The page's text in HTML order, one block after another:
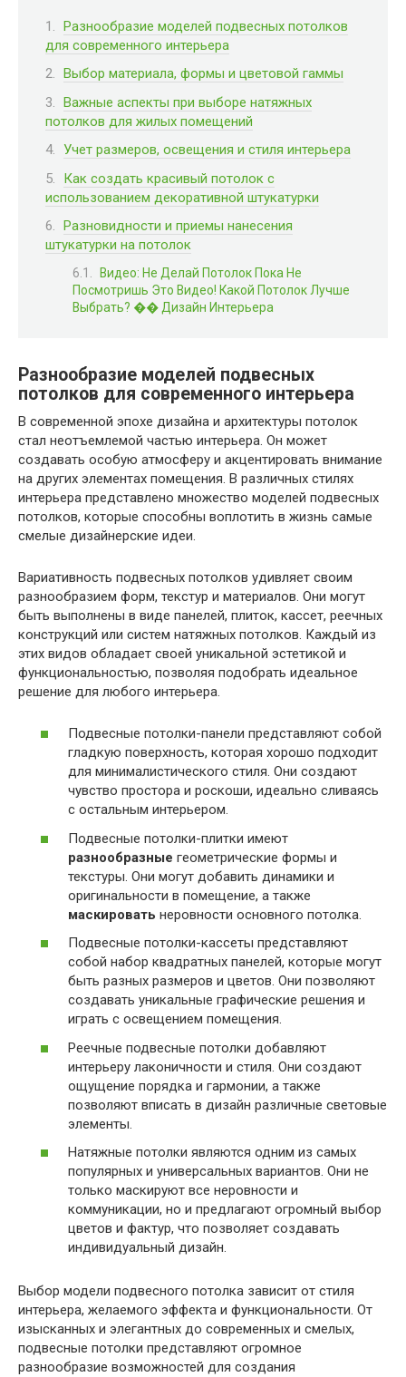
Разнообразие моделей подвесных потолков
для современного интерьера
Выбор материала, формы и цветовой гаммы
Важные аспекты при выборе натяжных
потолков для жилых помещений
Учет размеров, освещения и стиля интерьера
Как создать красивый потолок с
использованием декоративной штукатурки
Разновидности и приемы нанесения
штукатурки на потолок
Видео: Не Делай Потолок Пока Не
Посмотришь Это Видео! Какой Потолок Лучше
Выбрать? �� Дизайн Интерьера
Разнообразие моделей подвесных
потолков для современного интерьера
В современной эпохе дизайна и архитектуры потолок
стал неотъемлемой частью интерьера. Он может
создавать особую атмосферу и акцентировать внимание
на других элементах помещения. В различных стилях
интерьера представлено множество моделей подвесных
потолков, которые способны воплотить в жизнь самые
смелые дизайнерские идеи.
Вариативность подвесных потолков удивляет своим
разнообразием форм, текстур и материалов. Они могут
быть выполнены в виде панелей, плиток, кассет, реечных
конструкций или систем натяжных потолков. Каждый из
этих видов обладает своей уникальной эстетикой и
функциональностью, позволяя подобрать идеальное
решение для любого интерьера.
Подвесные потолки-панели представляют собой
гладкую поверхность, которая хорошо подходит
для минималистического стиля. Они создают
чувство простора и роскоши, идеально сливаясь
с остальным интерьером.
Подвесные потолки-плитки имеют
разнообразные геометрические формы и
текстуры. Они могут добавить динамики и
оригинальности в помещение, а также
маскировать неровности основного потолка.
Подвесные потолки-кассеты представляют
собой набор квадратных панелей, которые могут
быть разных размеров и цветов. Они позволяют
создавать уникальные графические решения и
играть с освещением помещения.
Реечные подвесные потолки добавляют
интерьеру лаконичности и стиля. Они создают
ощущение порядка и гармонии, а также
позволяют вписать в дизайн различные световые
элементы.
Натяжные потолки являются одним из самых
популярных и универсальных вариантов. Они не
только маскируют все неровности и
коммуникации, но и предлагают огромный выбор
цветов и фактур, что позволяет создавать
индивидуальный дизайн.
Выбор модели подвесного потолка зависит от стиля
интерьера, желаемого эффекта и функциональности. От
изысканных и элегантных до современных и смелых,
подвесные потолки представляют огромное
разнообразие возможностей для создания